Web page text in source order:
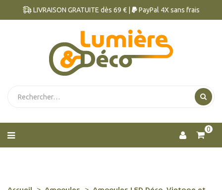
LIVRAISON GRATUITE dès 69 € | PayPal 4X sans frais
0